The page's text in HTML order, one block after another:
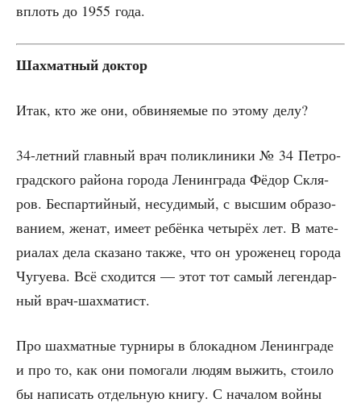
вплоть до 1955 года.
Шах­мат­ный доктор
Итак, кто же они, обви­ня­е­мые по это­му делу?
34-лет­ний глав­ный врач поли­кли­ни­ки № 34 Пет­ро­
град­ско­го района горо­да Ленин­гра­да Фёдор Скля­
ров. Беспартийный, несу­ди­мый, с выс­шим обра­зо­
ва­ни­ем, женат, име­ет ребён­ка четы­рёх лет. В мате­
ри­а­лах дела ска­за­но так­же, что он уро­же­нец горо­да
Чугу­е­ва. Всё схо­дит­ся — этот тот самый леген­дар­
ный врач-шахматист.
Про шах­мат­ные тур­ни­ры в бло­кад­ном Ленин­гра­де
и про то, как они помо­га­ли людям выжить, сто­и­ло
бы напи­сать отдель­ную кни­гу. С нача­лом войны